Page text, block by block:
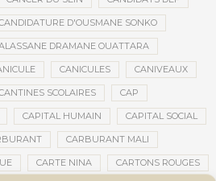
D'OUSMANE SONKO
DRAMANE OUATTARA
CANICULES CANIVEAUX
SCOLAIRES CAP
CAPITAL HUMAIN CAPITAL SOCIAL
CARBURANT MALI
CARTE NINA CARTONS ROUGES